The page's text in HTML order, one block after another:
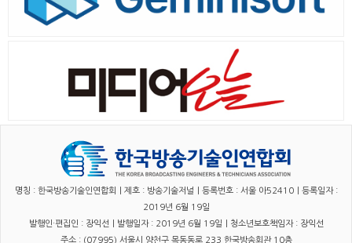
명칭 : 한국방송기술인연합회｜제호 : 방송기술저널｜등록번호 : 서울 아52410｜등록일자 :
2019년 6월 19일
발행인·편집인 : 장익선｜발행일자 : 2019년 6월 19일｜청소년보호책임자 : 장익선
주소 : (07995) 서울시 양천구 목동동로 233 한국방송회관 10층